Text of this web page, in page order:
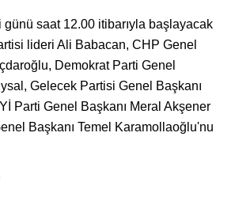
günü saat 12.00 itibarıyla başlayacak
lideri Ali Babacan, CHP Genel
Demokrat Parti Genel
Gelecek Partisi Genel Başkanı
Parti Genel Başkanı Meral Akşener
Başkanı Temel Karamollaoğlu'nu